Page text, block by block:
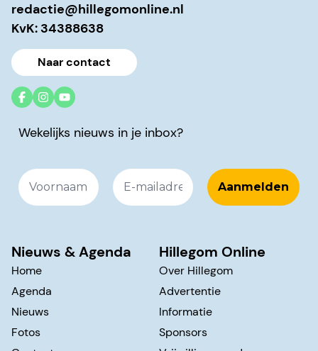
redactie@hillegomonline.nl
KvK: 34388638
Naar contact
Wekelijks nieuws in je inbox?
Nieuws & Agenda
Home
Agenda
Nieuws
Fotos
Hillegom Online
Over Hillegom
Advertentie
Informatie
Sponsors